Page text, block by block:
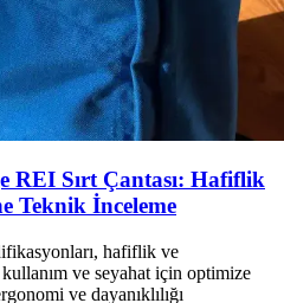
REI Sırt Çantası: Hafiflik
Teknik İnceleme
hafiflik ve
ve seyahat için optimize
ve dayanıklılığı